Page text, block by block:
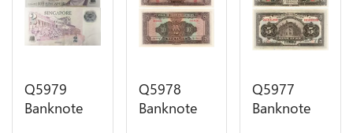
Q5979
Banknote
Q5978
Banknote
Q5977
Banknote